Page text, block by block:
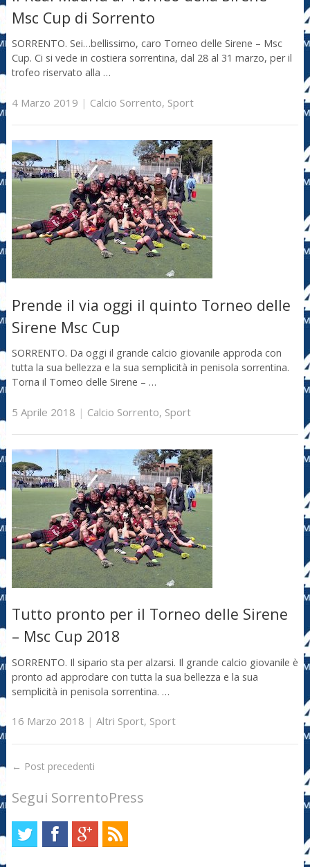
Msc Cup di Sorrento
SORRENTO. Sei…bellissimo, caro Torneo delle Sirene – Msc
Cup. Ci si vede in costiera sorrentina, dal 28 al 31 marzo, per il
trofeo riservato alla …
4 Marzo 2019 | Calcio Sorrento, Sport
Prende il via oggi il quinto Torneo delle
Sirene Msc Cup
SORRENTO. Da oggi il grande calcio giovanile approda con
tutta la sua bellezza e la sua semplicità in penisola sorrentina.
Torna il Torneo delle Sirene – …
5 Aprile 2018 | Calcio Sorrento, Sport
Tutto pronto per il Torneo delle Sirene
– Msc Cup 2018
SORRENTO. Il sipario sta per alzarsi. Il grande calcio giovanile è
pronto ad approdare con tutta la sua bellezza e la sua
semplicità in penisola sorrentina. …
16 Marzo 2018 | Altri Sport, Sport
← Post precedenti
Segui SorrentoPress